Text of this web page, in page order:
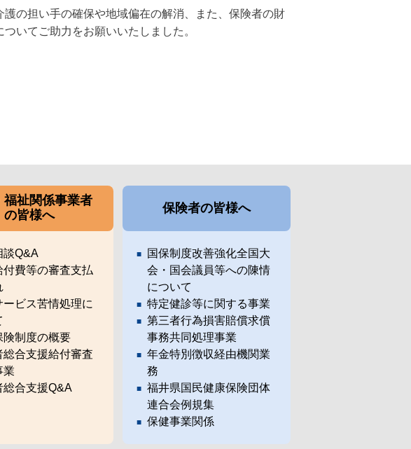
の担い手の確保や地域偏在の解消、また、保険者の財
いてご助力をお願いいたしました。
福祉関係事業者
の皆様へ
談Q&A
付費等の審査支払
ービス苦情処理に
険制度の概要
総合支援給付審査
業
総合支援Q&A
保険者の皆様へ
国保制度改善強化全国大
会・国会議員等への陳情
について
特定健診等に関する事業
第三者行為損害賠償求償
事務共同処理事業
年金特別徴収経由機関業
務
福井県国民健康保険団体
連合会例規集
保健事業関係